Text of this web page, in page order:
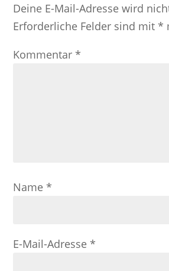
Deine E-Mail-Adresse wird
Erforderliche Felder sind mit *
Kommentar *
Name *
E-Mail-Adresse *